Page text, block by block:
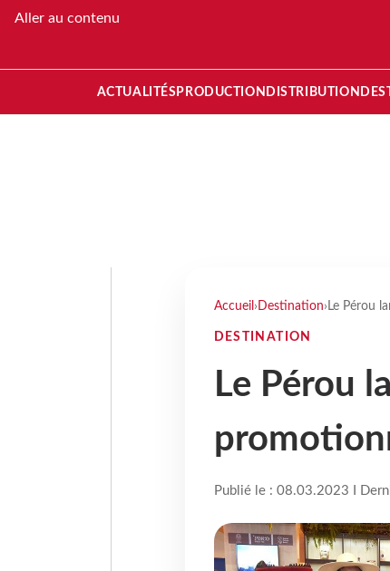
Aller au contenu
ACTUALITÉS PRODUCTION DISTRIBUTION
Accueil › Destination› Le Pérou
DESTINATION
Le Pérou
Publié le : 08.03.2023 I